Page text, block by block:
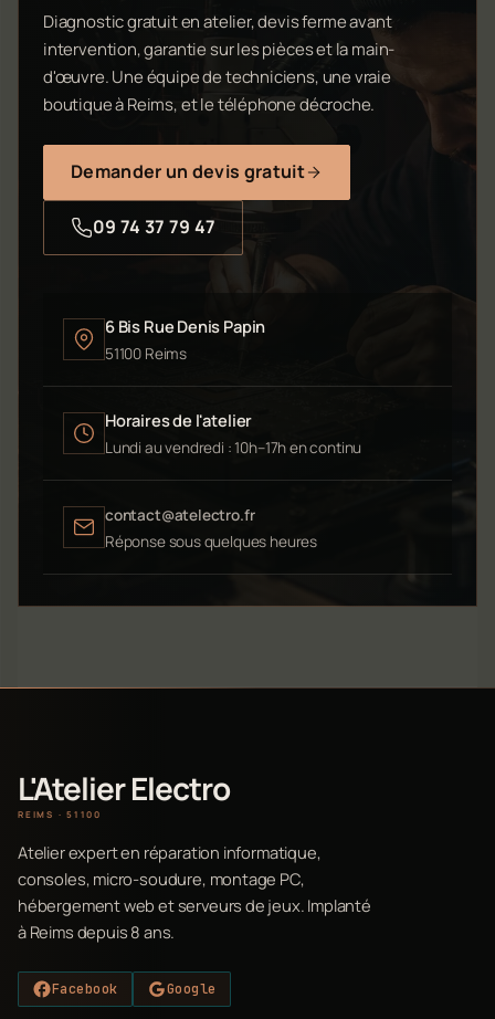
Diagnostic gratuit en atelier, devis ferme avant
intervention, garantie sur les pièces et la main-
d'œuvre. Une équipe de techniciens, une vraie
boutique à Reims, et le téléphone décroche.
Demander un devis gratuit
09 74 37 79 47
6 Bis Rue Denis Papin
51100 Reims
Horaires de l'atelier
Lundi au vendredi : 10h–17h en continu
contact@atelectro.fr
Réponse sous quelques heures
L'Atelier Electro
REIMS · 51100
Atelier expert en réparation informatique,
consoles, micro-soudure, montage PC,
hébergement web et serveurs de jeux. Implanté
à Reims depuis 8 ans.
Facebook Google